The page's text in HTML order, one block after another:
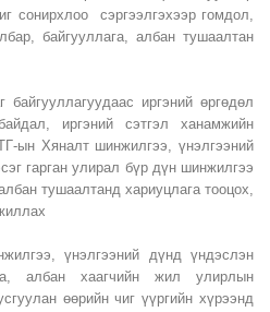
сонирхлоо сэргээлгэхээр гомдол,
байгууллага, албан тушаалтан
иргэний өргөдөл
иргэний сэтгэл ханамжийн
ын Хяналт шинжилгээ, үнэлгээний
гарган улирал бүр дүн шинжилгээ
тушаалтанд хариуцлага тооцох,
үнэлгээний дүнд үндэслэн
албан хаагчийн жил улирлын
өөрийн чиг үүргийн хүрээнд